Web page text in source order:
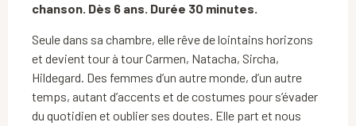
chanson. Dès 6 ans. Durée 30 minutes.
Seule dans sa chambre, elle rêve de lointains horizons
et devient tour à tour Carmen, Natacha, Sircha,
Hildegard. Des femmes d’un autre monde, d’un autre
temps, autant d’accents et de costumes pour s’évader
du quotidien et oublier ses doutes. Elle part et nous